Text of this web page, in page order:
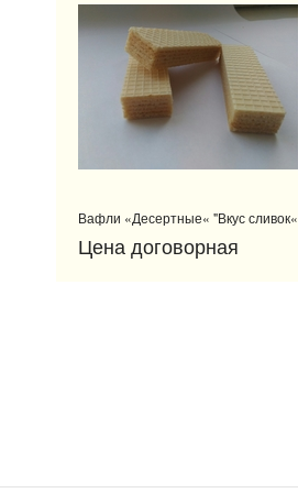
Вафли «Десертные« "Вкус сливок«
Цена договорная